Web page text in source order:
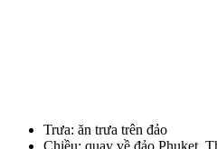
Trưa: ăn trưa trên đảo
Chiều: quay về đảo Phuket.